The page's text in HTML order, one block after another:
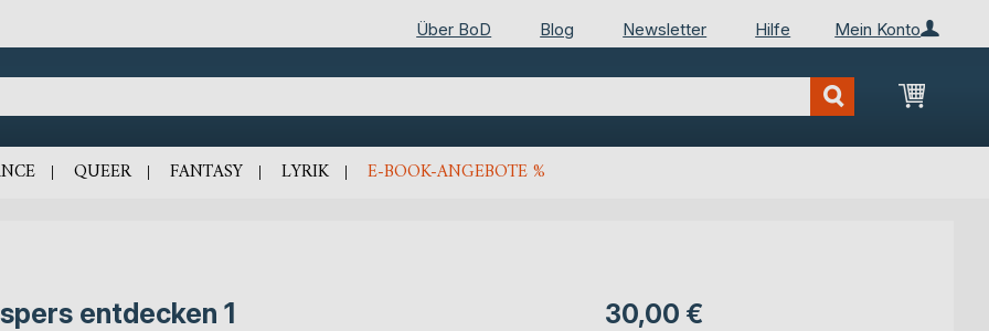
Mein Konto
Über BoD Blog Newsletter Hilfe
Mein
QUEER FANTASY LYRIK E-BOOK-ANGEBOTE %
entdecken 1 30,00 €